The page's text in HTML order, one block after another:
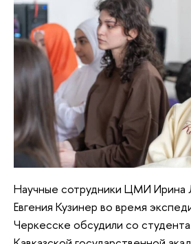
Научные сотрудники ЦМИ Ирина
Евгения Кузинер во время
Черкесске обсудили со